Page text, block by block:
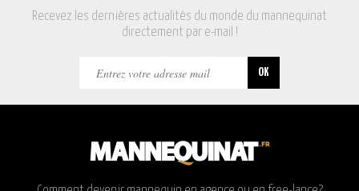
Recevez les dernières actualités du monde du mannequinat
directement par e-mail !